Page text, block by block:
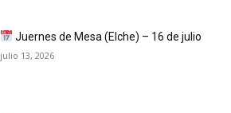
Juernes de Mesa (Elche) – 16 de julio
julio 13, 2026